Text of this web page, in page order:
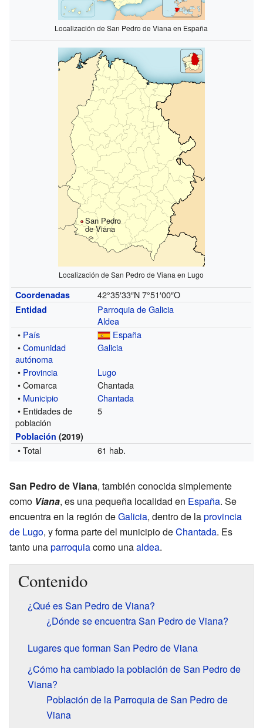
Localización de San Pedro de Viana en España
San Pedro
de Viana
Localización de San Pedro de Viana en Lugo
Coordenadas 42°35′33″N 7°51′00″O
Entidad
Parroquia de Galicia
Aldea
• País
España
•Comunidad
autónoma
Galicia
• Provincia
Lugo
• Comarca
Chantada
• Municipio
Chantada
• Entidades de
población
5
Población (2019)
• Total 61 hab.
San Pedro de Viana, también conocida simplemente
como Viana, es una pequeña localidad en España. Se
encuentra en la región deGalicia, dentro de laprovincia
de Lugo, y forma parte del municipio deChantada. Es
tanto unaparroquiacomo unaaldea.
Contenido
¿Qué es San Pedro de Viana?
¿Dónde se encuentra San Pedro de Viana?
Lugares que forman San Pedro de Viana
¿Cómo ha cambiado la población de San Pedro de
Viana?
Población de la Parroquia de San Pedro de
Viana